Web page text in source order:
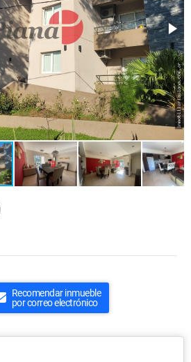
Recomendar inmueble
por correo electrónico